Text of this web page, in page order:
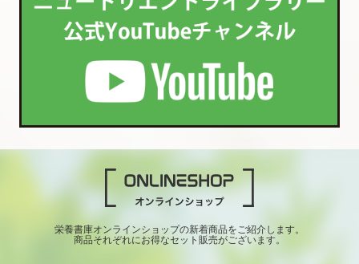
栄養書庫オンラインショップの新着商品をご紹介します。
商品それぞれにお得なセット販売がございます。